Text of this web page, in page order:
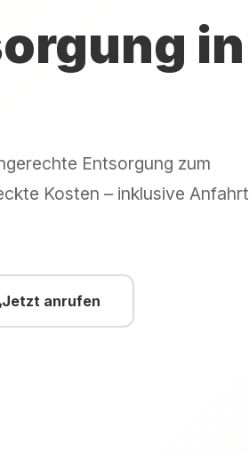
in
Entsorgung zum
Kosten – inklusive Anfahrt
Jetzt anrufen